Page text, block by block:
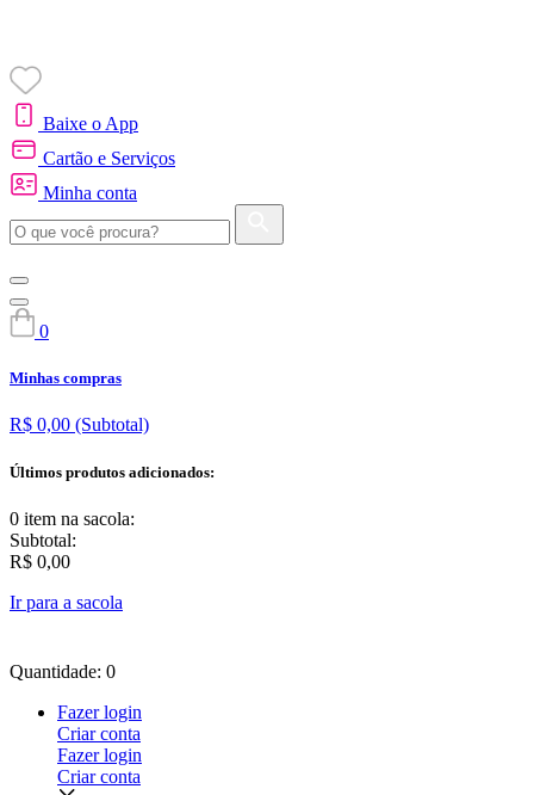
Baixe o App
Cartão e Serviços
Minha conta
0
Minhas compras
R$ 0,00 (Subtotal)
Últimos produtos adicionados:
0 item na sacola:
Subtotal:
R$ 0,00
Ir para a sacola
Quantidade: 0
Fazer login
Criar conta
Fazer login
Criar conta